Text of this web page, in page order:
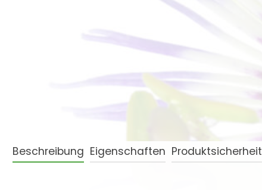
Beschreibung Eigenschaften Produktsicherheit